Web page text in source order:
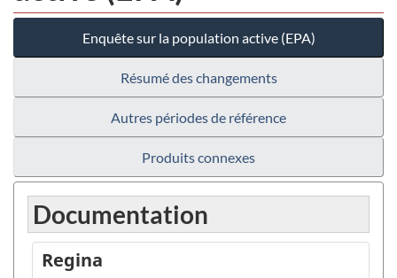
Enquête sur la population active (EPA)
Résumé des changements
Autres périodes de référence
Produits connexes
Documentation
Regina